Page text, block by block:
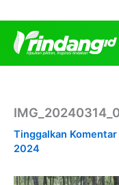
ke
konten
Tinggalkan Komentar
2024